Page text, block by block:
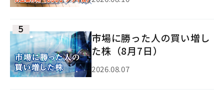
市場に勝った人の買い増し
た株（8月7日）
2026.08.07